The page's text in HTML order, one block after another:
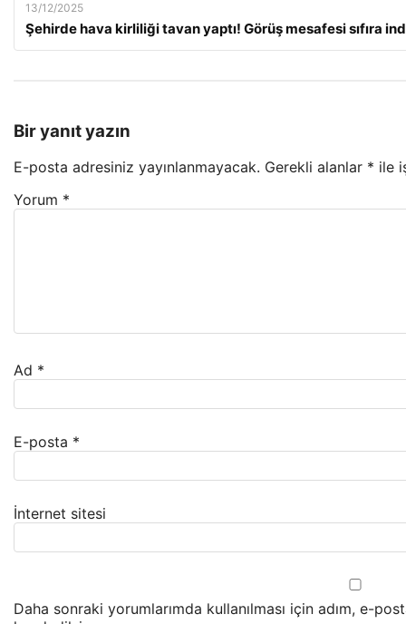
13/12/2025
Şehirde hava kirliliği tavan yaptı! Görüş mesafesi sıfıra
Bir yanıt yazın
E-posta adresiniz yayınlanmayacak. Gerekli alanlar * ile
Yorum *
Ad *
E-posta *
İnternet sitesi
Daha sonraki yorumlarımda kullanılması için adım, e-